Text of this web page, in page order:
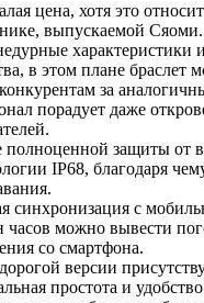
цена, хотя это
выпускаемой Сяоми.
характеристики
в этом плане браслет
за
порадует даже
полноценной защиты от
IP68, благодаря
синхронизация с
часов можно вывести
со смартфона.
версии
простота и